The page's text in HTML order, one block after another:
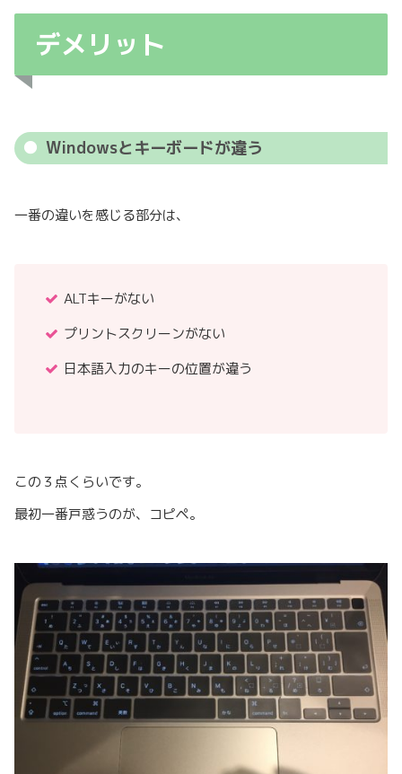
デメリット
Windowsとキーボードが違う
一番の違いを感じる部分は、
ALTキーがない
プリントスクリーンがない
日本語入力のキーの位置が違う
この３点くらいです。
最初一番戸惑うのが、コピペ。